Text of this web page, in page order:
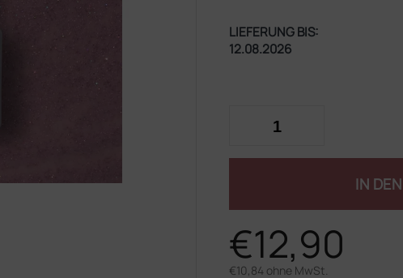
€12,90
€10,84 ohne MwSt.
LIEFERUNG BIS:
12.08.2026
IN